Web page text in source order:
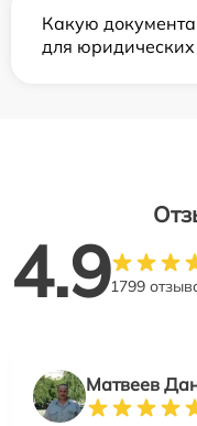
Какую
для юридических
4.91799
Матвеев